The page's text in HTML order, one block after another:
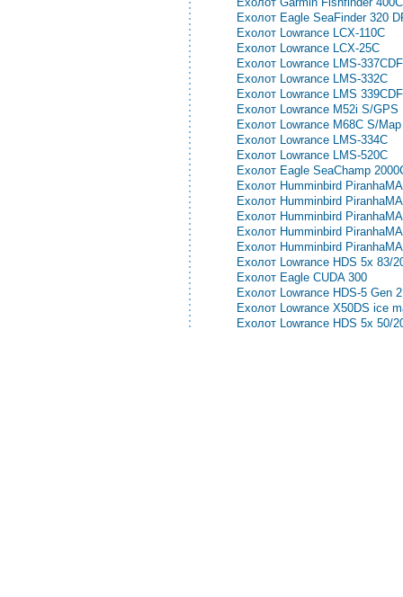
Ехолот Garmin Fishfinder 160С
Ехолот Garmin Fishfinder 300С
Ехолот Garmin Fishfinder 400С
Ехолот Eagle SeaFinder 320 DF
Ехолот Lowrance LCX-110C
Ехолот Lowrance LCX-25C
Ехолот Lowrance LMS-337CDF
Ехолот Lowrance LMS-332C
Ехолот Lowrance LMS 339CDF
Ехолот Lowrance M52i S/GPS
Ехолот Lowrance M68C S/Map
Ехолот Lowrance LMS-334C
Ехолот Lowrance LMS-520C
Ехолот Eagle SeaChamp
Ехолот Humminbird
Ехолот Humminbird
Ехолот Humminbird
Ехолот Humminbird
Ехолот Humminbird
Ехолот Lowrance HDS 5x 83/
Ехолот Eagle CUDA 300
Ехолот Lowrance HDS-5 Gen 2